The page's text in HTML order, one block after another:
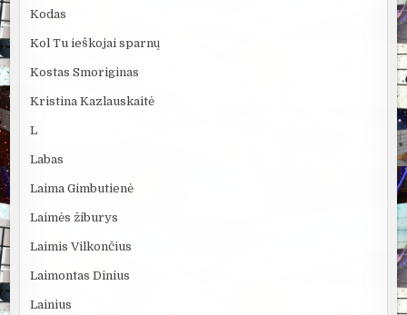
Kodas
Kol Tu ieškojai sparnų
Kostas Smoriginas
Kristina Kazlauskaitė
L
Labas
Laima Gimbutienė
Laimės žiburys
Laimis Vilkončius
Laimontas Dinius
Lainius